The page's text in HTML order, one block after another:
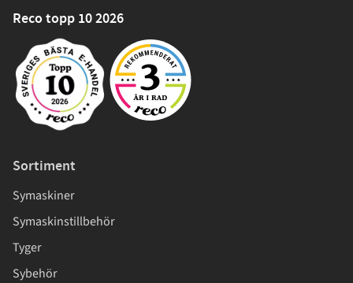
Reco topp 10 2026
Sortiment
Symaskiner
Symaskinstillbehör
Tyger
Sybehör